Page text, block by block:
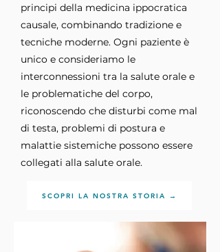
principi della medicina ippocratica
causale, combinando tradizione e
tecniche moderne. Ogni paziente è
unico e consideriamo le
interconnessioni tra la salute orale e
le problematiche del corpo,
riconoscendo che disturbi come mal
di testa, problemi di postura e
malattie sistemiche possono essere
collegati alla salute orale.
SCOPRI LA NOSTRA STORIA →